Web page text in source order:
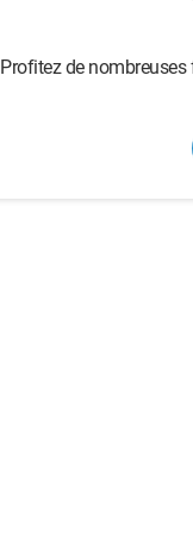
Profitez de